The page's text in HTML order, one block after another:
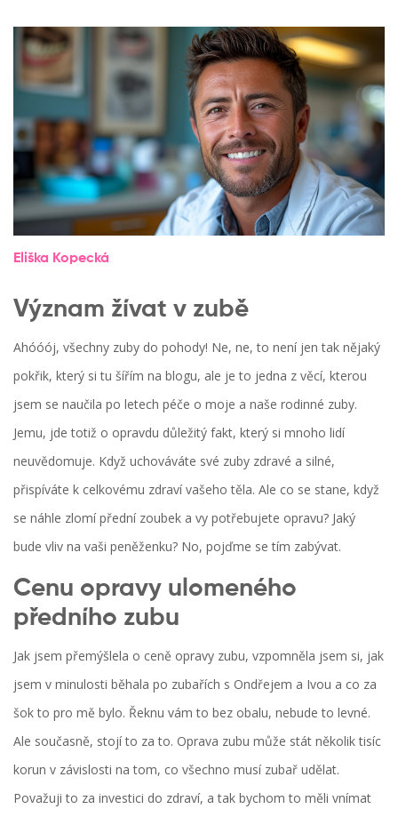
Eliška Kopecká
Význam žívat v zubě
Ahóóój, všechny zuby do pohody! Ne, ne, to není jen tak nějaký
pokřik, který si tu šířím na blogu, ale je to jedna z věcí, kterou
jsem se naučila po letech péče o moje a naše rodinné zuby.
Jemu, jde totiž o opravdu důležitý fakt, který si mnoho lidí
neuvědomuje. Když uchováváte své zuby zdravé a silné,
přispíváte k celkovému zdraví vašeho těla. Ale co se stane, když
se náhle zlomí přední zoubek a vy potřebujete opravu? Jaký
bude vliv na vaši peněženku? No, pojďme se tím zabývat.
Cenu opravy ulomeného
předního zubu
Jak jsem přemýšlela o ceně opravy zubu, vzpomněla jsem si, jak
jsem v minulosti běhala po zubařích s Ondřejem a Ivou a co za
šok to pro mě bylo. Řeknu vám to bez obalu, nebude to levné.
Ale současně, stojí to za to. Oprava zubu může stát několik tisíc
korun v závislosti na tom, co všechno musí zubař udělat.
Považuji to za investici do zdraví, a tak bychom to měli vnímat